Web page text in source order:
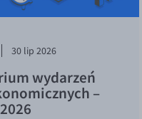
30 lip 2026
wydarzeń
–